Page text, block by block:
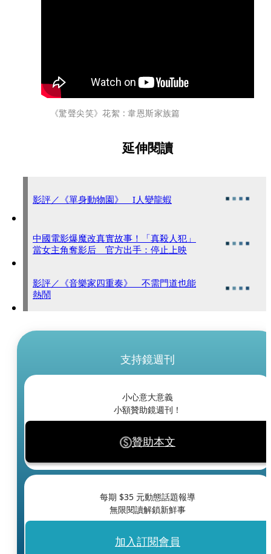
《驚聲尖笑》花絮 : 韋恩斯家族篇
延伸閱讀
影評／《單身動物園》 I人變龍蝦
中國電影爆魔改真實故事！「真殺人犯」
當女主角奪影后 官方出手：停止上映
影評／《音樂家四重奏》 不需門道也能
熱鬧
支持鏡週刊
小心意大意義
小額贊助鏡週刊！
贊助本文
每期 $35 元動態話題報導
無限閱讀解鎖新鮮事
加入訂閱會員